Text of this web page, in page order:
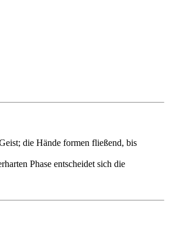
die Hände formen fließend, bis
Phase entscheidet sich die